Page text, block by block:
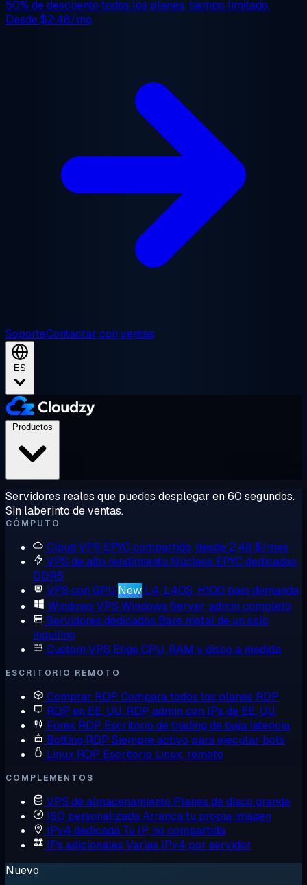
50% de descuento todos los planes, tiempo limitado.
Desde$2.48/mo
SoporteContactar con ventas
ES
Servidores reales que puedes desplegar en 60 segundos.
Sin laberinto de ventas.
CÓMPUTO
Cloud VPS EPYC compartido, desde 2,48 $/mes
VPS de alto rendimiento Núcleos EPYC dedicados,
DDR5
VPS con GPU New L4, L40S, H100 bajo demanda
Windows VPS Windows Server, admin completo
Servidores dedicados Bare metal de un solo
inquilino
Custom VPS Elige CPU, RAM y disco a medida
ESCRITORIO REMOTO
Comprar RDP Compara todos los planes RDP
RDP en EE. UU. RDP admin con IPs de EE. UU.
Forex RDP Escritorio de trading de baja latencia
Botting RDP Siempre activo para ejecutar bots
Linux RDP Escritorio Linux, remoto
COMPLEMENTOS
VPS de almacenamiento Planes de disco grande
ISO personalizadaArranca tu propia imagen
IPv4 dedicada Tu IP, no compartida
IPs adicionales Varias IPv4 por servidor
Nuevo